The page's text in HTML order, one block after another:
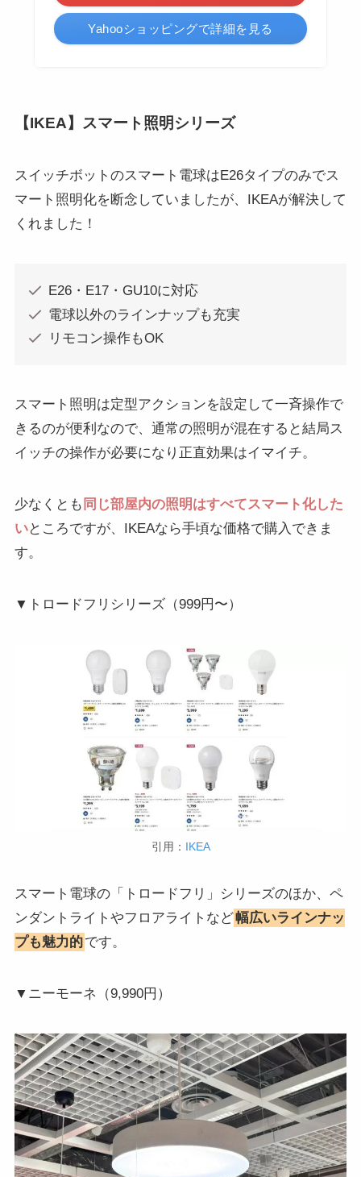
Yahooショッピングで詳細を見る
【IKEA】スマート照明シリーズ
スイッチボットのスマート電球はE26タイプのみでス
マート照明化を断念していましたが、IKEAが解決して
くれました！
E26・E17・GU10に対応
電球以外のラインナップも充実
リモコン操作もOK
スマート照明は定型アクションを設定して一斉操作で
きるのが便利なので、通常の照明が混在すると結局ス
イッチの操作が必要になり正直効果はイマイチ。
少なくとも 同じ部屋内の照明はすべてスマート化した
いところですが、IKEAなら手頃な価格で購入できま
す。
▼トロードフリシリーズ（999円〜）
引用： IKEA
スマート電球の「トロードフリ」シリーズのほか、ペ
ンダントライトやフロアライトなど幅広いラインナッ
プも魅力的です。
▼ニーモーネ（9,990円）